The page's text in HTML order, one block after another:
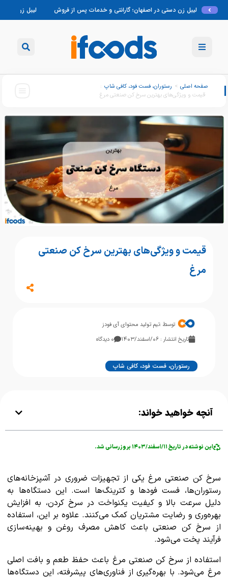
در اصفهان؛ گارانتی و خدمات پس از فروش لیبل زن دستی تبریز؛ مناسب برای
صفحه اصلی > رستوران، فست فود، کافی شاپ :
قیمت و ویژگی‌های بهترین سرخ کن صنعتی مرغ
قیمت و ویژگی‌های بهترین سرخ کن صنعتی
مرغ
توسط :تیم تولید محتوای آی فودز
تاریخ انتشار : ۰۶/اسفند/۱۴۰۳
۰ دیدگاه
رستوران، فست فود، کافی شاپ
آنچه خواهید خواند:
این نوشته در تاریخ ۱۱/اسفند/۱۴۰۳ بروزرسانی شد.
سرخ کن صنعتی مرغ یکی از تجهیزات ضروری در آشپزخانه‌های
رستوران‌ها، فست فودها و کترینگ‌ها است. این دستگاه‌ها به
دلیل سرعت بالا و کیفیت یکنواخت در سرخ کردن، به افزایش
بهره‌وری و رضایت مشتریان کمک می‌کنند. علاوه بر این، استفاده
از سرخ کن صنعتی باعث کاهش مصرف روغن و بهینه‌سازی
فرآیند پخت می‌شود.
استفاده از سرخ کن صنعتی مرغ باعث حفظ طعم و بافت اصلی
مرغ می‌شود. با بهره‌گیری از فناوری‌های پیشرفته، این دستگاه‌ها